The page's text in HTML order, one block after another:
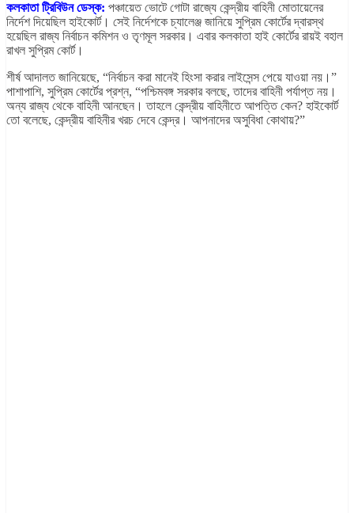
কলকাতা ট্রিবিউন ডেস্ক: পঞ্চায়েত ভোটে গোটা রাজ্যে কেন্দ্রীয় বাহিনী মোতায়েনের
নির্দেশ দিয়েছিল হাইকোর্ট। সেই নির্দেশকে চ্যালেঞ্জ জানিয়ে সুপ্রিম কোর্টের দ্বারস্থ
হয়েছিল রাজ্য নির্বাচন কমিশন ও তৃণমূল সরকার। এবার কলকাতা হাই কোর্টের রায়ই বহাল
রাখল সুপ্রিম কোর্ট।
শীর্ষ আদালত জানিয়েছে, “নির্বাচন করা মানেই হিংসা করার লাইসেন্স পেয়ে যাওয়া নয়।”
পাশাপাশি, সুপ্রিম কোর্টের প্রশ্ন, “পশ্চিমবঙ্গ সরকার বলছে, তাদের বাহিনী পর্যাপ্ত নয়।
অন্য রাজ্য থেকে বাহিনী আনছেন। তাহলে কেন্দ্রীয় বাহিনীতে আপত্তি কেন? হাইকোর্ট
তো বলেছে, কেন্দ্রীয় বাহিনীর খরচ দেবে কেন্দ্র। আপনাদের অসুবিধা কোথায়?”